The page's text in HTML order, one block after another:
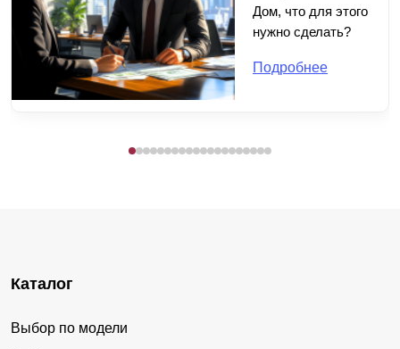
Дом, что для этого
нужно сделать?
Подробнее
Каталог
Выбор по модели